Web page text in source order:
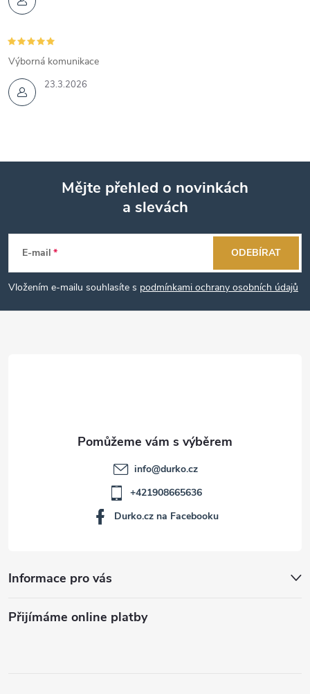
23.3.2026
Výborná komunikace
p
a
Mějte přehled o novinkách
a slevách
E-mail
Vložením e-mailu souhlasíte s podmínkami ochrany osobních údajů
ODEBÍRAT
Informace pro vás
Přijímáme online platby
info@durko.cz
+421908665636
Durko.cz na Facebooku